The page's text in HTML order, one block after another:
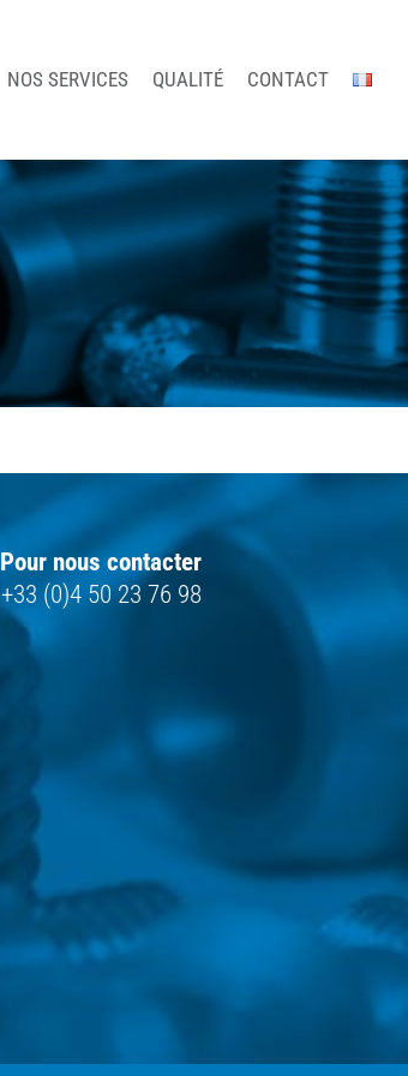
NOS SERVICES QUALITÉ CONTACT
Pour nous contacter
+33 (0)4 50 23 76 98